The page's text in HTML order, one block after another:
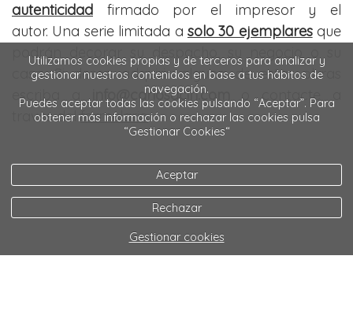
autenticidad firmado por el impresor y el
autor. Una serie limitada a solo 30 ejemplaresque
podrán decorar su despacho, su negocio o su
casa. Si desea adquirir alguna de estas obras
escriba a
info@carlosacin.com ocontacte a
traves delformulario.
Utilizamos cookies propias y de terceros para analizar y
gestionar nuestros contenidos en base a tus hábitos de
navegación.
Puedes aceptar todas las cookies pulsando “Aceptar”. Para
obtener más información o rechazar las cookies pulsa
“Gestionar Cookies“
Aceptar
Rechazar
Gestionar cookies